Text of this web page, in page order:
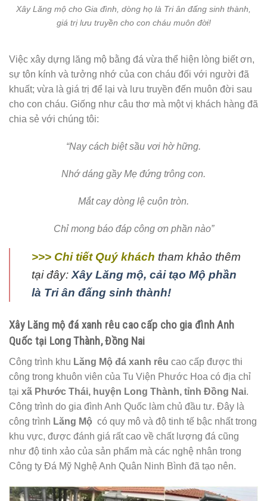
Xây Lăng mộ cho Gia đình, dòng họ là Tri ân đấng sinh thành,
giá trị lưu truyền cho con cháu muôn đời!
Việc xây dựng lăng mộ bằng đá vừa thể hiện lòng biết ơn,
sự tôn kính và tưởng nhớ của con cháu đối với người đã
khuất; vừa là giá trị để lại và lưu truyền đến muôn đời sau
cho con cháu. Giống như câu thơ mà một vị khách hàng đã
chia sẻ với chúng tôi:
“Nay cách biệt sầu vơi hờ hững.
Nhớ dáng gầy Mẹ đứng trông con.
Mắt cay dòng lệ cuộn tròn.
Chỉ mong báo đáp công ơn phần nào”
>>> Chi tiết Quý khách tham khảo thêm
tại đây:Xây Lăng mộ, cải tạo Mộ phần
là Tri ân đấng sinh thành!
Xây Lăng mộ đá xanh rêu cao cấp cho gia đình Anh
Quốc tại Long Thành, Đồng Nai
Công trình khu Lăng Mộ đá xanh rêu cao cấp được thi
công trong khuôn viên của Tu Viện Phước Hoa có địa chỉ
tại xã Phước Thái, huyện Long Thành, tỉnh Đồng Nai.
Công trình do gia đình Anh Quốc làm chủ đầu tư. Đây là
công trình Lăng Mộ có quy mô và độ tinh tế bậc nhất trong
khu vực, được đánh giá rất cao về chất lượng đá cũng
như độ tinh xảo của sản phẩm mà các nghệ nhân trong
Công ty Đá Mỹ Nghệ Anh Quân Ninh Bình đã tạo nên.